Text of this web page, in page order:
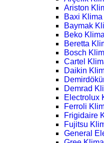
Ariston
Baxi
Baymak
Beko
Beretta
Bosch
Cartel
Daikin
Demrad
Electrolux
Ferroli
Frigidaire
Fujitsu
General